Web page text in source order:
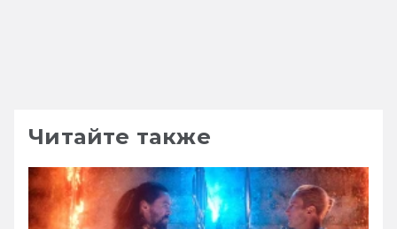
Читайте также